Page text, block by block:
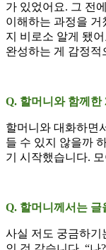
가 있었어요. 그 전
이해하는 과정을
지 비로소 알게 됐
완성하는 게 감정적
Q. 할머니와 함께한
할머니와 대화하면
들 수 있지 않을까
기 시작했습니다.
Q. 할머니께서는
사실 저도 궁금하기